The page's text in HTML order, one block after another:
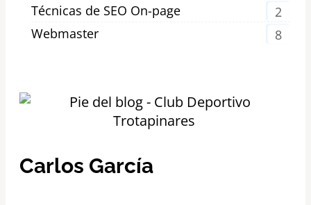
Técnicas de SEO On-page
2
Webmaster
8
Carlos García